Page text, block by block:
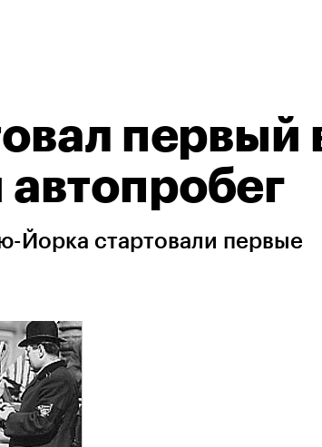
первый
Йорка стартовали первые